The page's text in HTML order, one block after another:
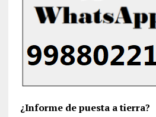
¿Informe de puesta a tierra?